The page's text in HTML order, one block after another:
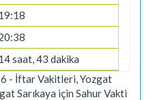
saat, 43 dakika
- İftar Vakitleri, Yozgat
Sarıkaya için Sahur Vakti